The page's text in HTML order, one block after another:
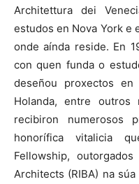
Architettura dei
estudos en Nova York e
onde aínda reside. En
con quen funda o
deseñou proxectos en
Holanda, entre outros
recibiron numerosos
honorífica vitalicia
Fellowship,
Architects (RIBA) na